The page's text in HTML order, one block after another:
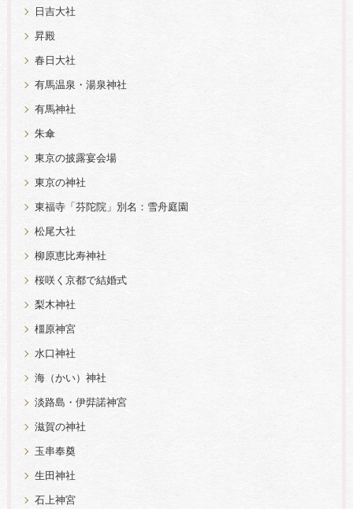
日吉大社
昇殿
春日大社
有馬温泉・湯泉神社
有馬神社
朱傘
東京の披露宴会場
東京の神社
東福寺「芬陀院」別名：雪舟庭園
松尾大社
柳原恵比寿神社
桜咲く京都で結婚式
梨木神社
橿原神宮
水口神社
海（かい）神社
淡路島・伊弉諾神宮
滋賀の神社
玉串奉奠
生田神社
石上神宮